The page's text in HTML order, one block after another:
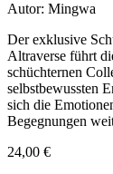
Autor: Mingwa
Der exklusive
Altraverse führt
schüchternen
selbstbewussten
sich die
Begegnungen
24,00 €